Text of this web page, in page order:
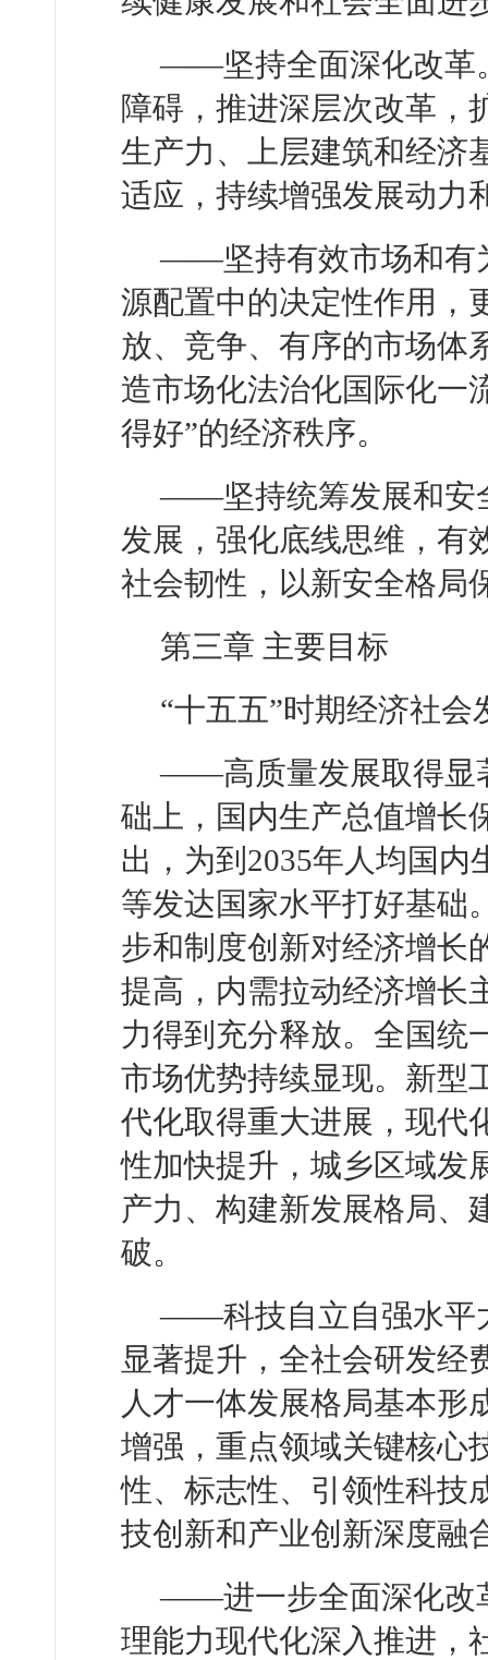
——坚持全面深化改革
障碍，推进深层次改革，
生产力、上层建筑和经济
适应，持续增强发展动力
——坚持有效市场和有
源配置中的决定性作用，
放、竞争、有序的市场体
造市场化法治化国际化一
得好”的经济秩序。
——坚持统筹发展和安
发展，强化底线思维，有
社会韧性，以新安全格局
第三章 主要目标
“十五五”时期经济社
——高质量发展取得显
础上，国内生产总值增长
出，为到2035年人均国内
等发达国家水平打好基础
步和制度创新对经济增长
提高，内需拉动经济增长
力得到充分释放。全国统
市场优势持续显现。新型
代化取得重大进展，现代
性加快提升，城乡区域发
产力、构建新发展格局、
破。
——科技自立自强水平
显著提升，全社会研发经
人才一体发展格局基本形
增强，重点领域关键核心
性、标志性、引领性科技
技创新和产业创新深度融
——进一步全面深化改
理能力现代化深入推进，